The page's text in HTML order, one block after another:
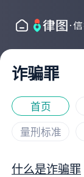
诈骗罪
首页
量刑标准
什么是诈骗罪